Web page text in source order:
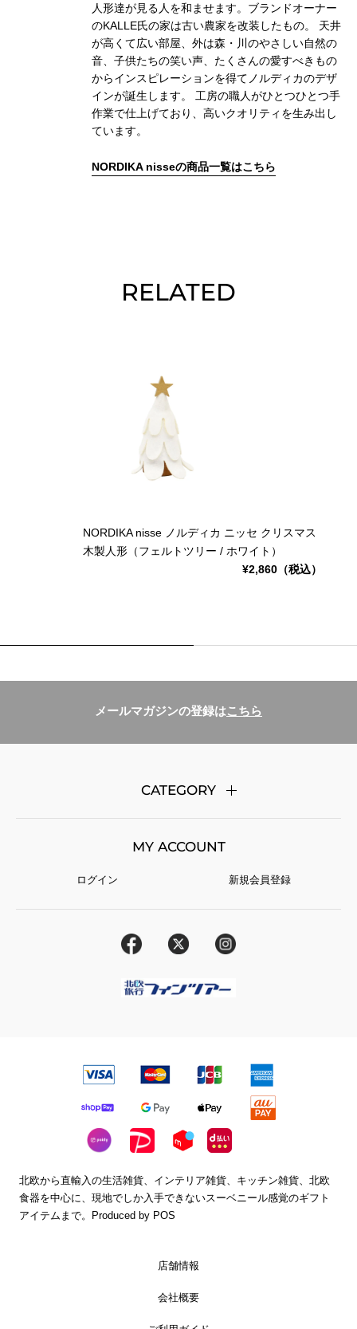
人形達が見る人を和ませます。ブランドオーナー
のKALLE氏の家は古い農家を改装したもの。 天井
が高くて広い部屋、外は森・川のやさしい自然の
音、子供たちの笑い声、たくさんの愛すべきもの
からインスピレーションを得てノルディカのデザ
インが誕生します。 工房の職人がひとつひとつ手
作業で仕上げており、高いクオリティを生み出し
ています。
NORDIKA nisseの商品一覧はこちら
RELATED
NORDIKA nisse ノルディカ ニッセ クリスマス
木製人形（フェルトツリー / ホワイト）
¥2,860（税込）
メールマガジンの登録はこちら
CATEGORY
ベビー・キッズ ファブリック
クリスマス フード＆ドリンク
ステーショナリー
MY ACCOUNT
ログイン 新規会員登録
北欧から直輸入の生活雑貨、インテリア雑貨、キッチン雑貨、北欧
食器を中心に、現地でしか入手できないスーベニール感覚のギフト
アイテムまで。
Produced by POS
店舗情報
会社概要